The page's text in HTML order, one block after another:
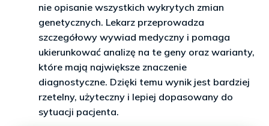
nie opisanie wszystkich wykrytych zmian
genetycznych. Lekarz przeprowadza
szczegółowy wywiad medyczny i pomaga
ukierunkować analizę na te geny oraz warianty,
które mają największe znaczenie
diagnostyczne. Dzięki temu wynik jest bardziej
rzetelny, użyteczny i lepiej dopasowany do
sytuacji pacjenta.